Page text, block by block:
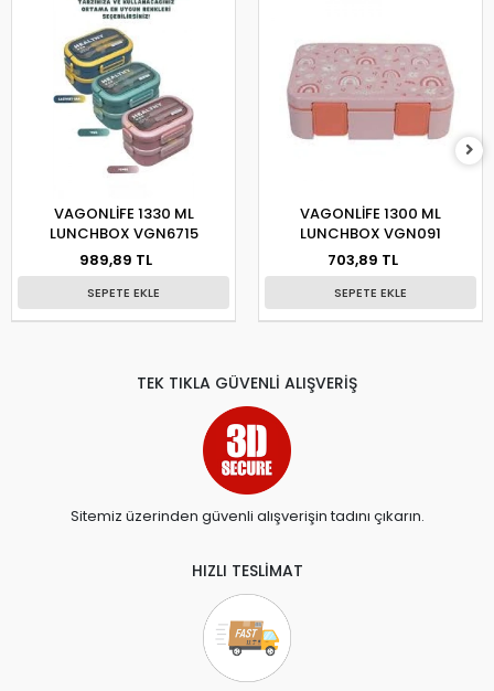
VAGONLİFE 1330 ML
LUNCHBOX VGN6715
989,89 TL
SEPETE EKLE
VAGONLİFE 1300 ML
LUNCHBOX VGN091
703,89 TL
SEPETE EKLE
TEK TIKLA GÜVENLİ ALIŞVERİŞ
Sitemiz üzerinden güvenli alışverişin tadını çıkarın.
HIZLI TESLİMAT